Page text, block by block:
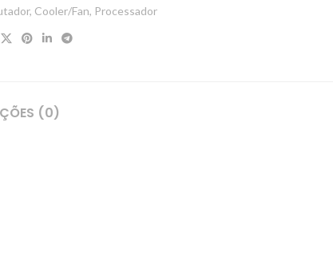
, Cooler/Fan, Processador
(0)